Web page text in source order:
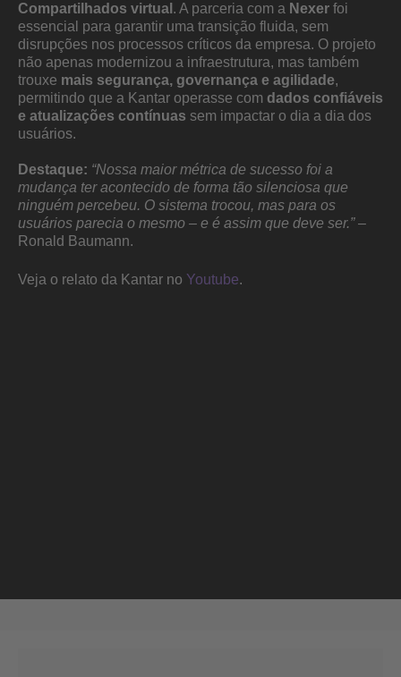
Compartilhados virtual . A parceria com a Nexer foi
essencial para garantir uma transição fluida, sem
disrupções nos processos críticos da empresa. O projeto
não apenas modernizou a infraestrutura, mas também
trouxe mais segurança, governança e agilidade,
permitindo que a Kantar operasse com dados confiáveis
e atualizações contínuas sem impactar o dia a dia dos
usuários.
Destaque: “Nossa maior métrica de sucesso foi a
mudança ter acontecido de forma tão silenciosa que
ninguém percebeu. O sistema trocou, mas para os
usuários parecia o mesmo – e é assim que deve ser.”–
Ronald Baumann.
Veja o relato da Kantar no Youtube.